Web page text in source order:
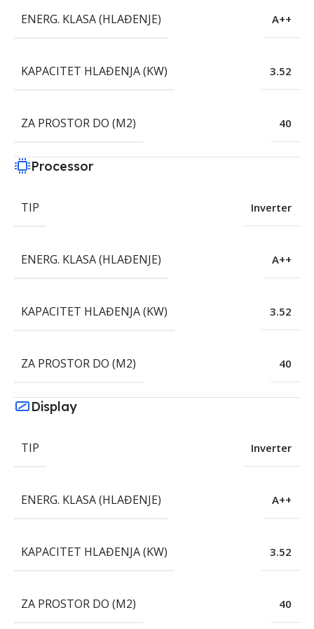
ENERG. KLASA (HLAĐENJE) A++
KAPACITET HLAĐENJA (KW) 3.52
ZA PROSTOR DO (M2) 40
Processor
TIP Inverter
ENERG. KLASA (HLAĐENJE) A++
KAPACITET HLAĐENJA (KW) 3.52
ZA PROSTOR DO (M2) 40
Display
TIP Inverter
ENERG. KLASA (HLAĐENJE) A++
KAPACITET HLAĐENJA (KW) 3.52
ZA PROSTOR DO (M2) 40